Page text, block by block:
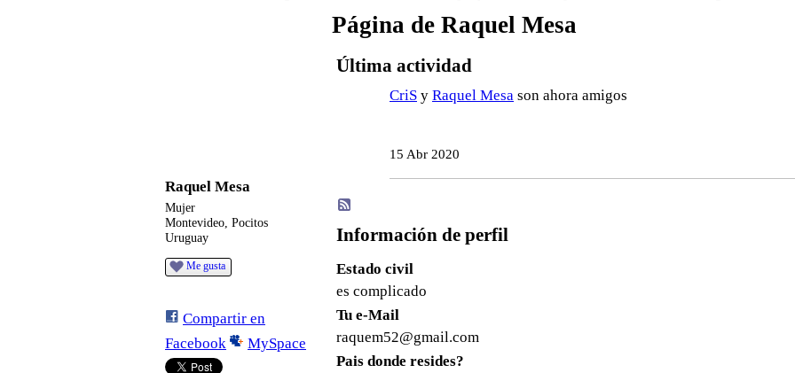
Raquel Mesa
Mujer
Montevideo, Pocitos
Uruguay
Me gusta
Compartir en
Facebook
MySpace
Página de Raquel Mesa
Última actividad
CriS y Raquel Mesa son ahora amigos
15 Abr 2020
Información de perfil
Estado civil
es complicado
Tu e-Mail
raquem52@gmail.com
Pais donde resides?